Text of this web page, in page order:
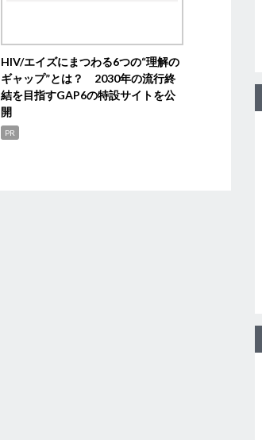
HIV/エイズにまつわる6つの“理解の
ギャップ”とは？ 2030年の流行終
結を目指すGAP6の特設サイトを公
開
PR